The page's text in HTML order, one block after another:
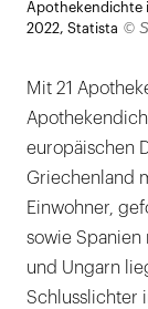
Apothekendichte
2022, Statista ©
Mit 21
europäischen
Griechenland
Einwohner,
sowie Spanien
und Ungarn
Schlusslichter